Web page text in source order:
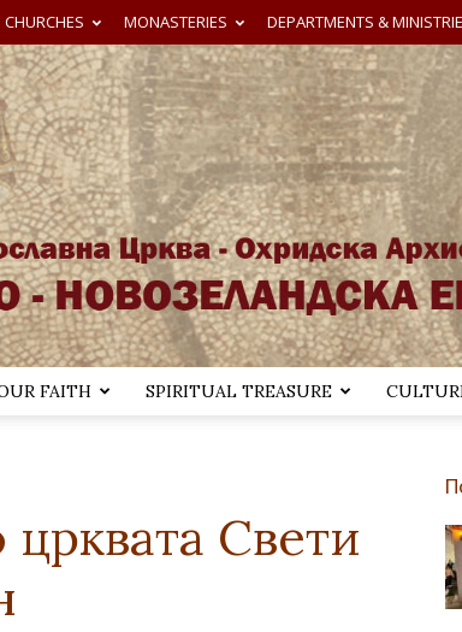
CHURCHES MONASTERIES DEPARTMENTS &
FAITH SPIRITUAL TREASURE
црквата Свети